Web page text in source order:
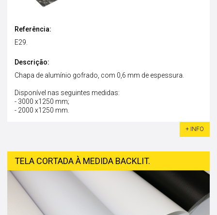
Referência:
E29.
Descrição:
Chapa de alumínio gofrado, com 0,6 mm de espessura.
Disponível nas seguintes medidas:
- 3000 x1250 mm;
- 2000 x1250 mm.
+ INFO
TELA CORTADA À MEDIDA BACKLIT.